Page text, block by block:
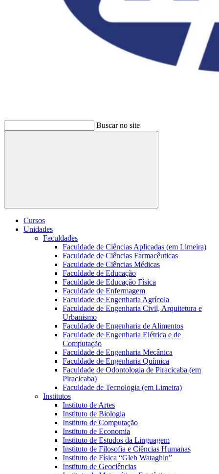
Buscar no site
Buscar
Cursos
Unidades
Faculdades
Faculdade de Ciências Aplicadas (em Limeira)
Faculdade de Ciências Farmacêuticas
Faculdade de Ciências Médicas
Faculdade de Educação
Faculdade de Educação Física
Faculdade de Enfermagem
Faculdade de Engenharia Agrícola
Faculdade de Engenharia Civil, Arquitetura e
Urbanismo
Faculdade de Engenharia de Alimentos
Faculdade de Engenharia Elétrica e de
Computação
Faculdade de Engenharia Mecânica
Faculdade de Engenharia Química
Faculdade de Odontologia de Piracicaba (em
Piracicaba)
Faculdade de Tecnologia (em Limeira)
Institutos
Instituto de Artes
Instituto de Biologia
Instituto de Computação
Instituto de Economia
Instituto de Estudos da Linguagem
Instituto de Filosofia e Ciências Humanas
Instituto de Física “Gleb Wataghin”
Instituto de Geociências